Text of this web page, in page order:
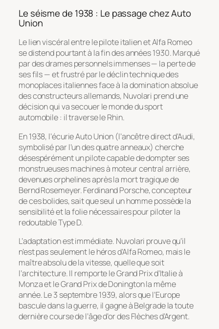
Le séisme de 1938 : Le passage chez Auto
Union
Le lien viscéral entre le pilote italien et Alfa Romeo
se distend pourtant à la fin des années 1930. Marqué
par des drames personnels immenses — la perte de
ses fils — et frustré par le déclin technique des
monoplaces italiennes face à la domination absolue
des constructeurs allemands, Nuvolari prend une
décision qui va secouer le monde du sport
automobile : il traverse le Rhin.
En 1938, l’écurie Auto Union (l’ancêtre direct d’Audi,
symbolisé par l’un des quatre anneaux) cherche
désespérément un pilote capable de dompter ses
monstrueuses machines à moteur central arrière,
devenues orphelines après la mort tragique de
Bernd Rosemeyer. Ferdinand Porsche, concepteur
de ces bolides, sait que seul un homme possède la
sensibilité et la folie nécessaires pour piloter la
redoutable Type D.
L’adaptation est immédiate. Nuvolari prouve qu’il
n’est pas seulement le héros d’Alfa Romeo, mais le
maître absolu de la vitesse, quelle que soit
l’architecture. Il remporte le Grand Prix d’Italie à
Monza et le Grand Prix de Donington la même
année. Le 3 septembre 1939, alors que l’Europe
bascule dans la guerre, il gagne à Belgrade la toute
dernière course de l’âge d’or des Flèches d’Argent.